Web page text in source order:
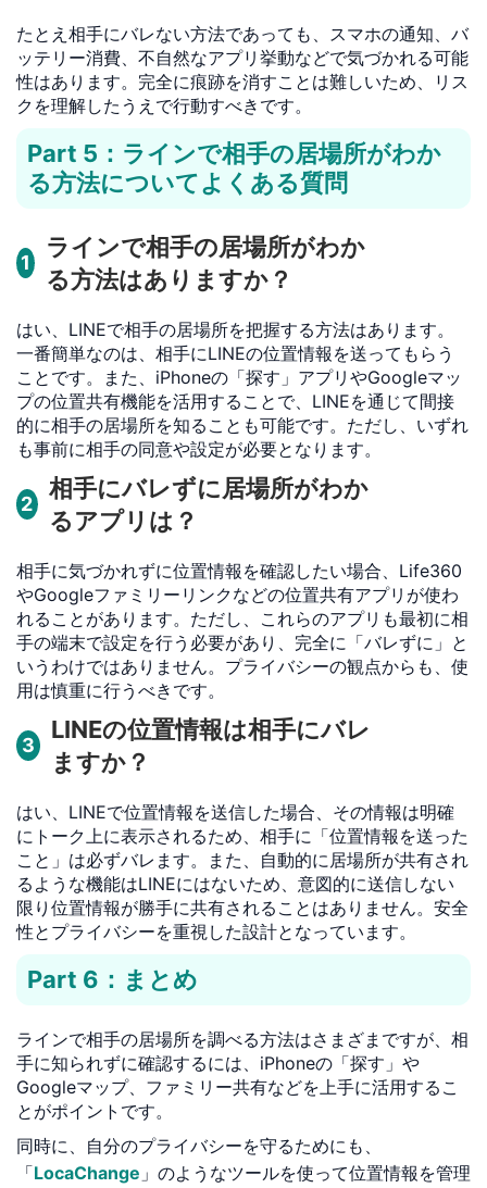
たとえ相手にバレない方法であっても、スマホの通知、バ
ッテリー消費、不自然なアプリ挙動などで気づかれる可能
性はあります。完全に痕跡を消すことは難しいため、リス
クを理解したうえで行動すべきです。
Part 5：ラインで相手の居場所がわか
る方法についてよくある質問
1
ラインで相手の居場所がわか
る方法はありますか？
はい、LINEで相手の居場所を把握する方法はあります。
一番簡単なのは、相手にLINEの位置情報を送ってもらう
ことです。また、iPhoneの「探す」アプリやGoogleマッ
プの位置共有機能を活用することで、LINEを通じて間接
的に相手の居場所を知ることも可能です。ただし、いずれ
も事前に相手の同意や設定が必要となります。
2
相手にバレずに居場所がわか
るアプリは？
相手に気づかれずに位置情報を確認したい場合、Life360
やGoogleファミリーリンクなどの位置共有アプリが使わ
れることがあります。ただし、これらのアプリも最初に相
手の端末で設定を行う必要があり、完全に「バレずに」と
いうわけではありません。プライバシーの観点からも、使
用は慎重に行うべきです。
3
LINEの位置情報は相手にバレ
ますか？
はい、LINEで位置情報を送信した場合、その情報は明確
にトーク上に表示されるため、相手に「位置情報を送った
こと」は必ずバレます。また、自動的に居場所が共有され
るような機能はLINEにはないため、意図的に送信しない
限り位置情報が勝手に共有されることはありません。安全
性とプライバシーを重視した設計となっています。
Part 6：まとめ
ラインで相手の居場所を調べる方法はさまざまですが、相
手に知られずに確認するには、iPhoneの「探す」や
Googleマップ、ファミリー共有などを上手に活用するこ
とがポイントです。
同時に、自分のプライバシーを守るためにも、
「LocaChange 」のようなツールを使って位置情報を管理